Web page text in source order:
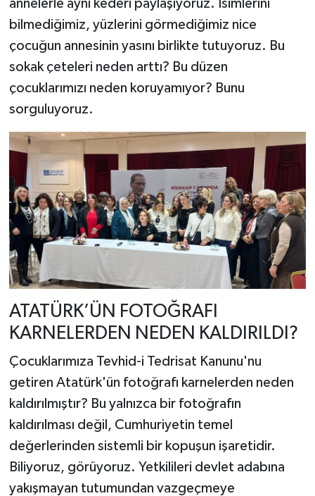
annelerle aynı kederi paylaşıyoruz. İsimlerini
bilmediğimiz, yüzlerini görmediğimiz nice
çocuğun annesinin yasını birlikte tutuyoruz. Bu
sokak çeteleri neden arttı? Bu düzen
çocuklarımızı neden koruyamıyor? Bunu
sorguluyoruz.
ATATÜRK’ÜN FOTOĞRAFI
KARNELERDEN NEDEN KALDIRILDI?
Çocuklarımıza Tevhid-i Tedrisat Kanunu'nu
getiren Atatürk'ün fotoğrafı karnelerden neden
kaldırılmıştır? Bu yalnızca bir fotoğrafın
kaldırılması değil, Cumhuriyetin temel
değerlerinden sistemli bir kopuşun işaretidir.
Biliyoruz, görüyoruz. Yetkilileri devlet adabına
yakışmayan tutumundan vazgeçmeye